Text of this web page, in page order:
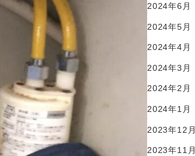
2024年6月
2024年5月
2024年4月
2024年3月
2024年2月
2024年1月
2023年12月
2023年11月